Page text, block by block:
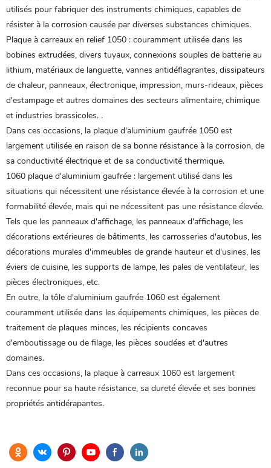
utilisés pour fabriquer des instruments chimiques, capables de
résister à la corrosion causée par diverses substances chimiques.
Plaque à carreaux en relief 1050 : couramment utilisée dans les
bobines extrudées, divers tuyaux, connexions souples de batterie au
lithium, matériaux de languette, vannes antidéflagrantes, dissipateurs
de chaleur, panneaux, électronique, impression, murs-rideaux, pièces
d'estampage et autres domaines des secteurs alimentaire, chimique
et industries brassicoles. .
Dans ces occasions, la plaque d'aluminium gaufrée 1050 est
largement utilisée en raison de sa bonne résistance à la corrosion, de
sa conductivité électrique et de sa conductivité thermique.
1060 plaque d'aluminium gaufrée : largement utilisé dans les
situations qui nécessitent une résistance élevée à la corrosion et une
formabilité élevée, mais qui ne nécessitent pas une résistance élevée.
Tels que les panneaux d'affichage, les panneaux d'affichage, les
décorations extérieures de bâtiments, les carrosseries d'autobus, les
décorations murales d'immeubles de grande hauteur et d'usines, les
éviers de cuisine, les supports de lampe, les pales de ventilateur, les
pièces électroniques, etc.
En outre, la tôle d'aluminium gaufrée 1060 est également
couramment utilisée dans les équipements chimiques, les pièces de
traitement de plaques minces, les récipients concaves
d'emboutissage ou de filage, les pièces soudées et d'autres
domaines.
Dans ces occasions, la plaque à carreaux 1060 est largement
reconnue pour sa haute résistance, sa dureté élevée et ses bonnes
propriétés antidérapantes.